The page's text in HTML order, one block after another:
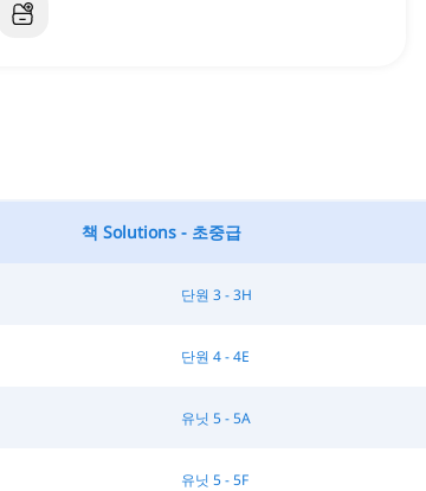
책 Solutions - 초중급
단원 3 - 3H
단원 4 - 4E
유닛 5 - 5A
유닛 5 - 5F